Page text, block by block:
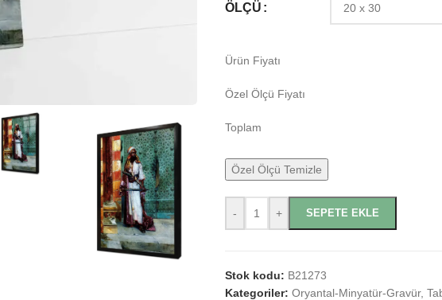
ÖLÇÜ
Ürün Fiyatı
Özel Ölçü Fiyatı
Toplam
Özel Ölçü Temizle
- + SEPETE EKLE
Stok kodu: B21273
Kategoriler: Oryantal-Minyatür-Gravür,